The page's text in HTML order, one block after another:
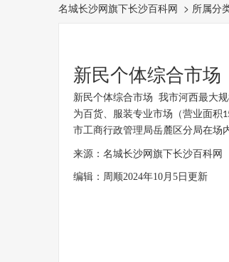
名城长沙网旗下长沙百科网 > 所属分
新民个体综合市场
新民个体综合市场 我市河西最大
为百货、服装专业市场（营业面积
市工商行政管理局岳麓区分局在场
来源：名城长沙网旗下长沙百科网
编辑：周顺2024年10月5日更新